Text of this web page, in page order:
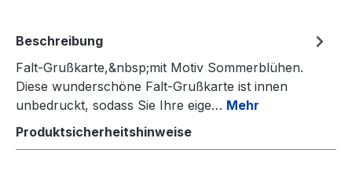
Beschreibung
Falt-Grußkarte,&nbsp;mit Motiv Sommerblühen.
Diese wunderschöne Falt-Grußkarte ist innen
unbedruckt, sodass Sie Ihre eige… Mehr
Produktsicherheitshinweise